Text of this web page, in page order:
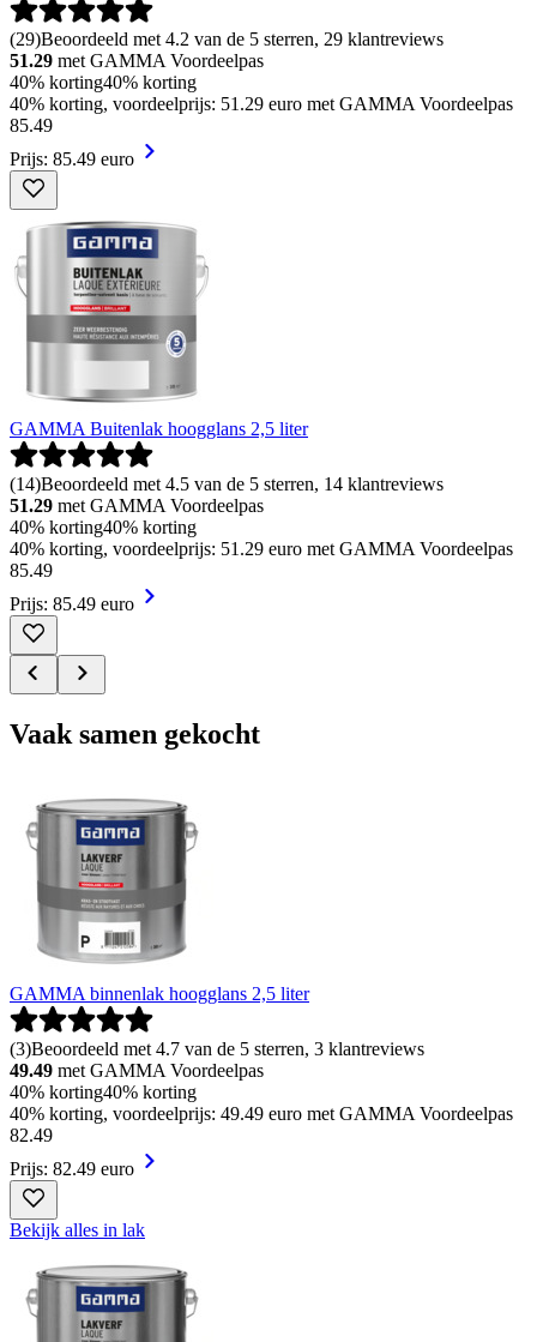
(29)Beoordeeld met 4.2 van de 5 sterren, 29 klantreviews
51.29 met GAMMA Voordeelpas
40% korting40% korting
40% korting, voordeelprijs: 51.29 euro met GAMMA Voordeelpas
85.49
Prijs: 85.49 euro
GAMMA Buitenlak hoogglans 2,5 liter
(14)Beoordeeld met 4.5 van de 5 sterren, 14 klantreviews
51.29 met GAMMA Voordeelpas
40% korting40% korting
40% korting, voordeelprijs: 51.29 euro met GAMMA Voordeelpas
85.49
Prijs: 85.49 euro
Vaak samen gekocht
GAMMA binnenlak hoogglans 2,5 liter
(3)Beoordeeld met 4.7 van de 5 sterren, 3 klantreviews
49.49 met GAMMA Voordeelpas
40% korting40% korting
40% korting, voordeelprijs: 49.49 euro met GAMMA Voordeelpas
82.49
Prijs: 82.49 euro
Bekijk alles in lak